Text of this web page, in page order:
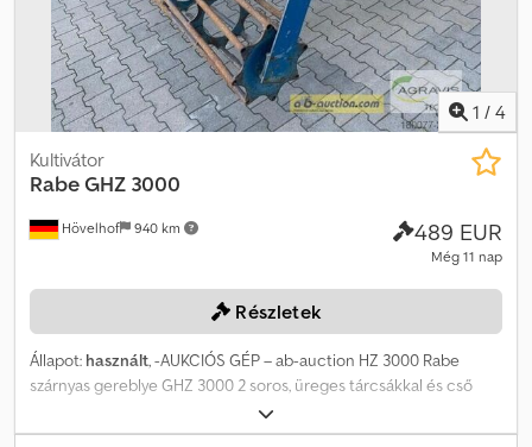
1 / 4
Hövelhof 940 km
Kultivátor
RabeGHZ 3000
489 EUR
Még 11 nap
Részletek
Állapot: használt, -AUKCIÓS GÉP – ab-auction HZ 3000 Rabe
szárnyas gereblye GHZ 3000 2 soros, üreges tárcsákkal és cső
alakú hengerrel Hátsó függesztés, munkaszélesség 3 m,
figyelmeztető táblák Erre a gépre online is licitálhat A kezdőár